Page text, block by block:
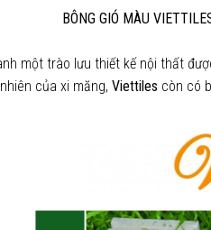
BÔNG GIÓ MÀU
một trào lưu thiết kế nội thất
của xi măng, Viettiles còn có